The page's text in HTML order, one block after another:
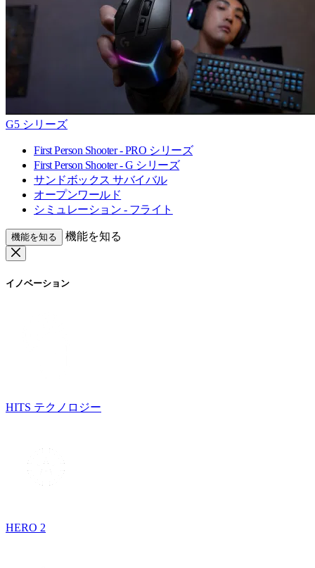
G5 シリーズ
First Person Shooter - PRO シリーズ
First Person Shooter - G シリーズ
サンドボックス サバイバル
オープンワールド
シミュレーション - フライト
機能を知る 機能を知る
イノベーション
HITS テクノロジー
HERO 2